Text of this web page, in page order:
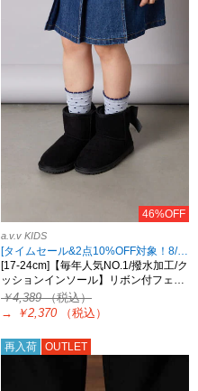
46%OFF
a.v.v KIDS
[タイムセール&2点10%OFF対象！8/17 8:59まで]
[17-24cm]【毎年人気NO.1/撥水加工/ク
ッションインソール】リボン付フェ…
￥4,389（税込）
→
￥2,370 （税込）
再入荷 OUTLET